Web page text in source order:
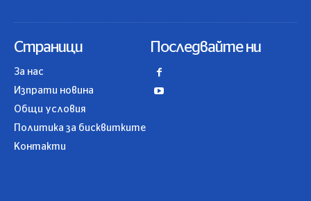
Страници
За нас
Изпрати новина
Общи условия
Политика за бисквитките
Контакти
Последвайте ни